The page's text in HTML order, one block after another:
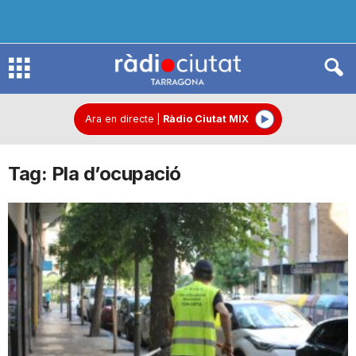
R
d
i
o
Ara en directe Ràdio Ciutat MIX
Tag: Pla d’ocupació